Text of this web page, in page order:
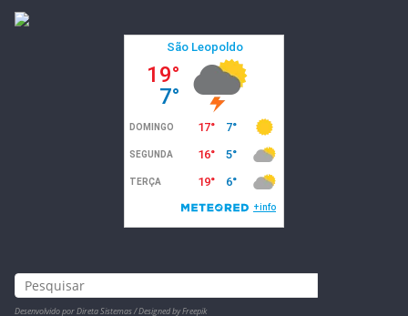
Desenvolvido por Direta Sistemas /Designed by Freepik